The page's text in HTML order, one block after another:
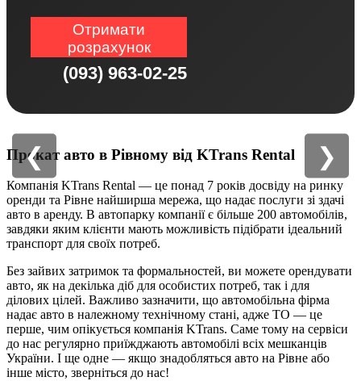
Отримати
розрахунок
(093) 963-02-25
Прокат авто в Рівному від KTrans Rental
Компанія KTrans Rental — це понад 7 років досвіду на ринку
оренди та Рівне найширша мережа, що надає послуги зі здачі
авто в аренду. В автопарку компанії є більше 200 автомобілів,
завдяки яким клієнти мають можливість підібрати ідеальний
транспорт для своїх потреб.
Без зайвих затримок та формальностей, ви можете орендувати
авто, як на декілька діб для особистих потреб, так і для
ділових цілей. Важливо зазначити, що автомобільна фірма
надає авто в належному технічному стані, адже ТО — це
перше, чим опікується компанія KTrans. Саме тому на сервіси
до нас регулярно приїжджають автомобілі всіх мешканців
України. І ще одне — якщо знадобляться авто на Рівне або
інше місто, зверніться до нас!
❮ ❯